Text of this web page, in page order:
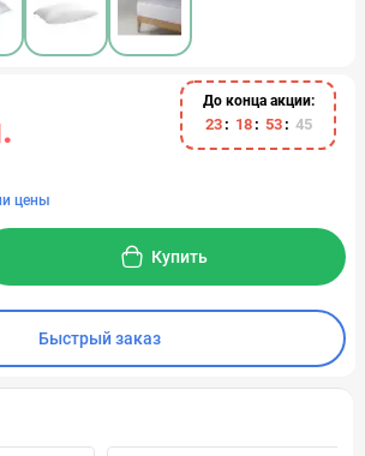
цены
До конца акции:
23 18 53 45
Купить
Быстрый заказ